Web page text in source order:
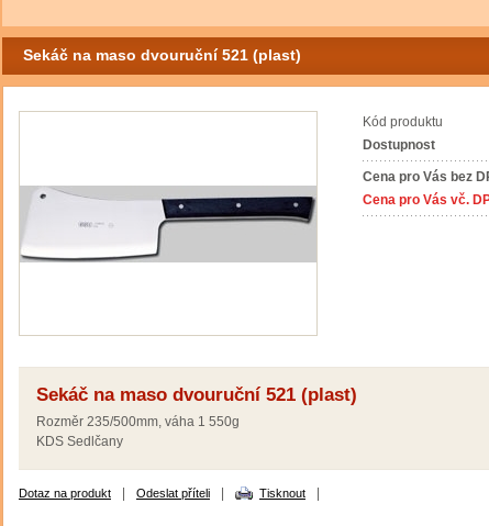
Sekáč na maso dvouruční 521 (plast)
Kód produktu
Dostupnost
Cena pro Vás bez
Cena pro Vás vč.
Sekáč na maso dvouruční 521 (plast)
Rozměr 235/500mm, váha 1 550g
KDS Sedlčany
Dotaz na produkt Odeslat příteli Tisknout